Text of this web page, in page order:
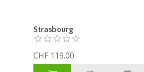
Strasbourg
CHF 119.00